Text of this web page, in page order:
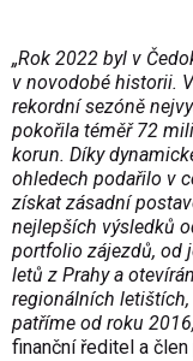
„Rok 2022 byl v
v novodobé historii.
rekordní sezóně
pokořila téměř 72
korun. Díky
ohledech podařilo v
získat zásadní
nejlepších výsledků
portfolio zájezdů, od
letů z Prahy a
regionálních letištích,
patříme od roku
finanční ředitel a